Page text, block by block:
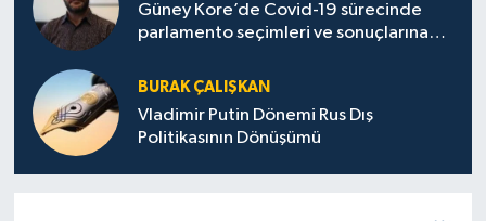
Güney Kore’de Covid-19 sürecinde
parlamento seçimleri ve sonuçlarına
BURAK ÇALIŞKAN
Vladimir Putin Dönemi Rus Dış
Politikasının Dönüşümü